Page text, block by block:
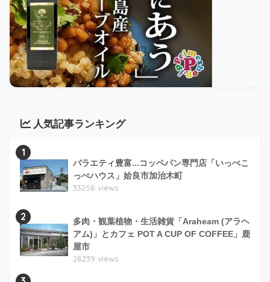
人気記事ランキング
1
バラエティ豊富...コッペパン専門店「いっぺこ
っぺハウス」姶良市加治木町
33258 views
2
多肉・観葉植物・生活雑貨「Araheam (アラヘ
アム)」とカフェ POT A CUP OF COFFEE」鹿
屋市
28239 views